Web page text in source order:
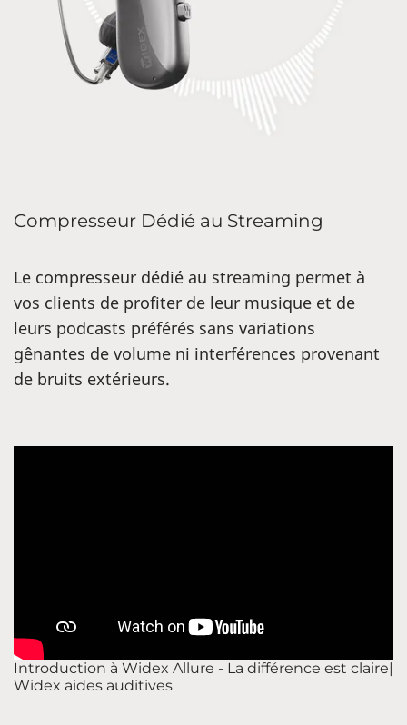
Compresseur Dédié au Streaming
Le compresseur dédié au streaming permet à
vos clients de profiter de leur musique et de
leurs podcasts préférés sans variations
gênantes de volume ni interférences provenant
de bruits extérieurs.
Introduction à Widex Allure - La différence est claire|
Widex aides auditives